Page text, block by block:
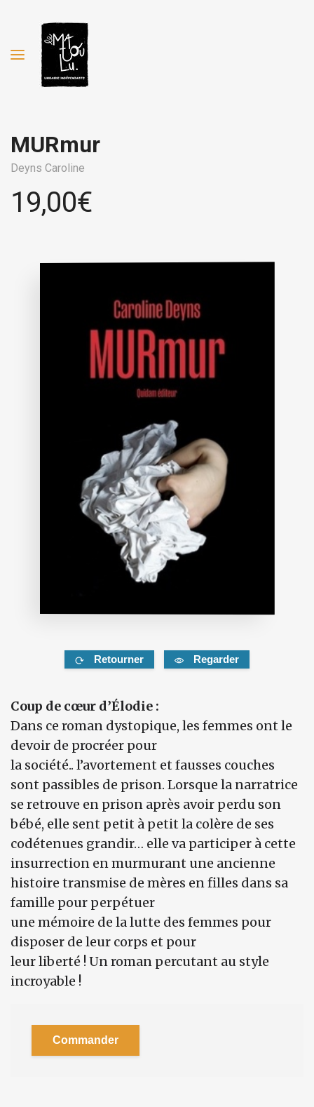
MURmur
Deyns Caroline
19,00€
Retourner Regarder
Coup de cœur d’Élodie :
Dans ce roman dystopique, les femmes ont le
devoir de procréer pour
la société.. l’avortement et fausses couches
sont passibles de prison. Lorsque la narratrice
se retrouve en prison après avoir perdu son
bébé, elle sent petit à petit la colère de ses
codétenues grandir… elle va participer à cette
insurrection en murmurant une ancienne
histoire transmise de mères en filles dans sa
famille pour perpétuer
une mémoire de la lutte des femmes pour
disposer de leur corps et pour
leur liberté ! Un roman percutant au style
incroyable !
Commander